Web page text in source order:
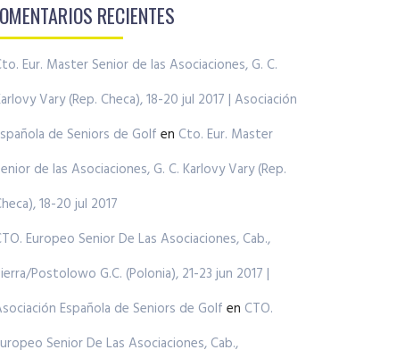
RECIENTES
Eur. Master Senior de las Asociaciones, G. C.
Vary (Rep. Checa), 18-20 jul 2017 | Asociación
de Seniors de Golf en Cto. Eur. Master
de las Asociaciones, G. C. Karlovy Vary (Rep.
18-20 jul 2017
Europeo Senior De Las Asociaciones, Cab.,
Postolowo G.C. (Polonia), 21-23 jun 2017 |
Española de Seniors de Golf en CTO.
Senior De Las Asociaciones, Cab.,